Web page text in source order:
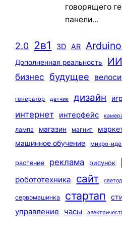
говорящего
панели…
2.0 2в1 3D AR Arduino
Дополненная реальность ИИ
бизнес будущее
генератор датчик дизайн
интернет интерфейс
лампа
магазин магнит
машинное обучение
микро-
растение реклама рисунок
робототехника сайт
сервомашинка стартап
управление часы